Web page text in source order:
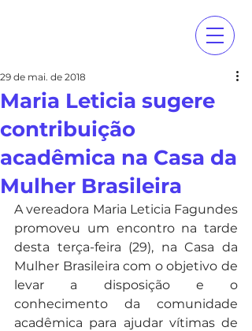
Maria Leticia sugere
contribuição
acadêmica na Casa da
Mulher Brasileira
29 de mai. de 2018
A vereadora Maria Leticia Fagundes
promoveu um encontro na tarde
desta terça-feira (29), na Casa da
Mulher Brasileira com o objetivo de
levar a disposição e o
conhecimento da comunidade
acadêmica para ajudar vítimas de